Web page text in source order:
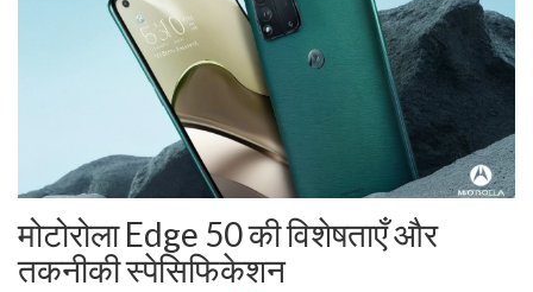
मोटोरोला Edge 50 की विशेषताएँ और
तकनीकी स्पेसिफिकेशन